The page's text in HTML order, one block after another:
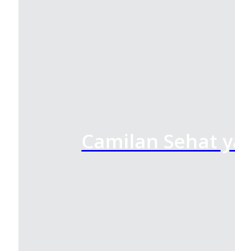
Camilan Sehat